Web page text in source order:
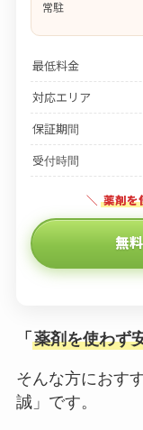
常駐
最低料金
対応エリア
保証期間
受付時間
＼ 薬剤を
無
「 薬剤を使わず
そんな方におす
誠」です。